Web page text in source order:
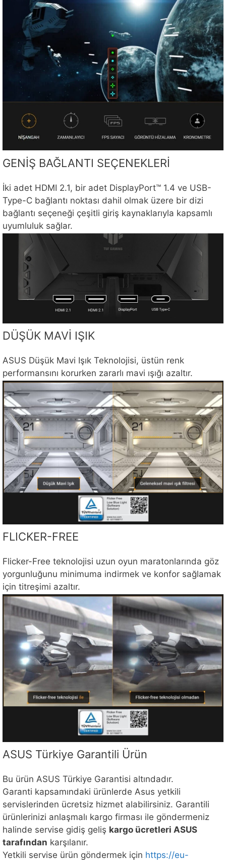
GENİŞ BAĞLANTI SEÇENEKLERİ
İki adet HDMI 2.1, bir adet DisplayPort™ 1.4 ve USB-
Type-C bağlantı noktası dahil olmak üzere bir dizi
bağlantı seçeneği çeşitli giriş kaynaklarıyla kapsamlı
uyumluluk sağlar.
DÜŞÜK MAVİ IŞIK
ASUS Düşük Mavi Işık Teknolojisi, üstün renk
performansını korurken zararlı mavi ışığı azaltır.
FLICKER-FREE
Flicker-Free teknolojisi uzun oyun maratonlarında göz
yorgunluğunu minimuma indirmek ve konfor sağlamak
için titreşimi azaltır.
ASUS Türkiye Garantili Ürün
Bu ürün ASUS Türkiye Garantisi altındadır.
Garanti kapsamındaki ürünlerde Asus yetkili
servislerinden ücretsiz hizmet alabilirsiniz. Garantili
ürünlerinizi anlaşmalı kargo firması ile göndermeniz
halinde servise gidiş geliş kargo ücretleri ASUS
tarafından karşılanır.
Yetkili servise ürün göndermek için https://eu-